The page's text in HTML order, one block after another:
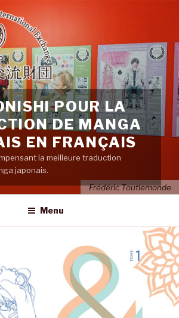
Frédéric Toutlemonde
POUR LA
DE MANGA
EN FRANÇAIS
la meilleure traduction
japonais.
Menu